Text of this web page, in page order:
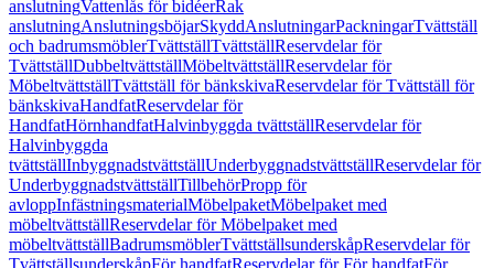
anslutningVattenlås för bidéerRak
anslutningAnslutningsböjarSkyddAnslutningarPackningarTvättställ
och badrumsmöblerTvättställTvättställReservdelar för
TvättställDubbeltvättställMöbeltvättställReservdelar för
MöbeltvättställTvättställ för bänkskivaReservdelar för Tvättställ för
bänkskivaHandfatReservdelar för
HandfatHörnhandfatHalvinbyggda tvättställReservdelar för
Halvinbyggda
tvättställInbyggnadstvättställUnderbyggnadstvättställReservdelar för
UnderbyggnadstvättställTillbehörPropp för
avloppInfästningsmaterialMöbelpaketMöbelpaket med
möbeltvättställReservdelar för Möbelpaket med
möbeltvättställBadrumsmöblerTvättställsunderskåpReservdelar för
TvättställsunderskåpFör handfatReservdelar för För handfatFör